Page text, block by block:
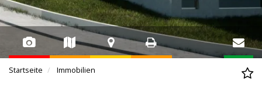
Startseite Immobilien